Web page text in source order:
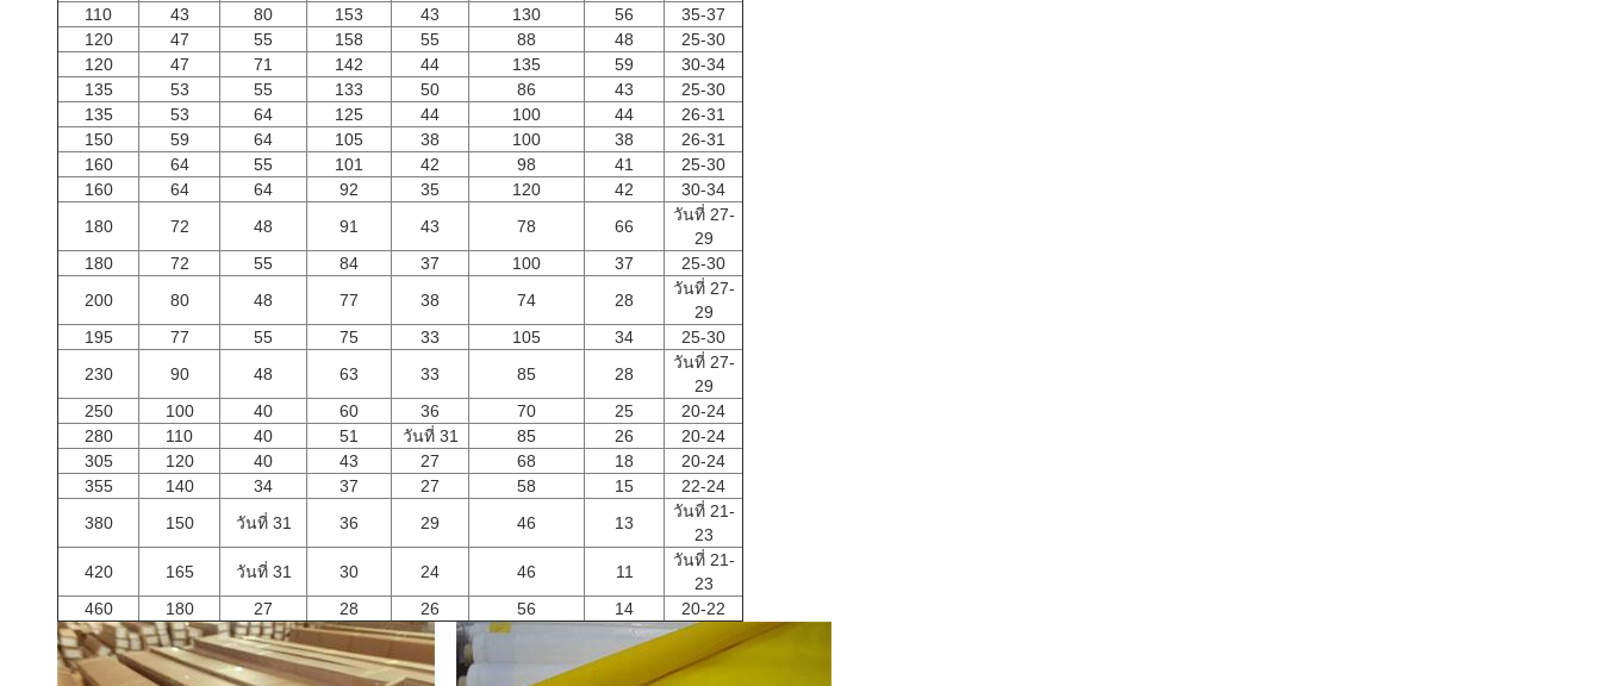
110
43 80 153 43 130 56
35-37
120
47 55 158 55 88 48
25-30
120
47 71 142 44 135 59
30-34
135
53 55 133 50 86 43
25-30
135
53 64 125 44 100 44
26-31
150
59 64 105 38 100 38
26-31
160
64 55 101 42 98 41
25-30
160
64 64 92 35 120 42
30-34
180
72 48 91 43 78 66
วันที่ 27-
29
180
72 55 84 37 100 37
25-30
200
80 48 77 38 74 28
วันที่ 27-
29
195
77 55 75 33 105 34
25-30
230
90 48 63 33 85 28
วันที่ 27-
29
250
100 40 60 36 70 25
20-24
280
110 40 51 วันที่ 31 85 26
20-24
305
120 40 43 27 68 18
20-24
355
140 34 37 27 58 15
22-24
380
150 วันที่ 31 36 29 46 13
วันที่ 21-
23
420
165 วันที่ 31 30 24 46 11
วันที่ 21-
23
460
180 27 28 26 56 14 20-22